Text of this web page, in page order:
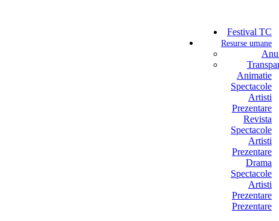
Festival TC
Resurse umane
Animatie
Spectacole
Artisti
Prezentare
Revista
Spectacole
Artisti
Prezentare
Drama
Spectacole
Artisti
Prezentare
Prezentare